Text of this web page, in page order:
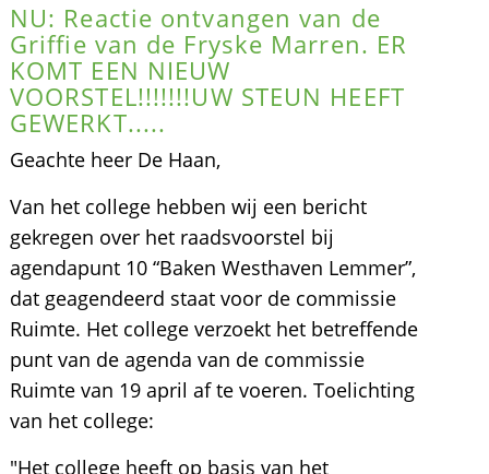
NU: Reactie ontvangen van de
Griffie van de Fryske Marren. ER
KOMT EEN NIEUW
VOORSTEL!!!!!!!UW STEUN HEEFT
GEWERKT.....
Geachte heer De Haan,
Van het college hebben wij een bericht
gekregen over het raadsvoorstel bij
agendapunt 10 “Baken Westhaven Lemmer”,
dat geagendeerd staat voor de commissie
Ruimte. Het college verzoekt het betreffende
punt van de agenda van de commissie
Ruimte van 19 april af te voeren. Toelichting
van het college:
"Het college heeft op basis van het